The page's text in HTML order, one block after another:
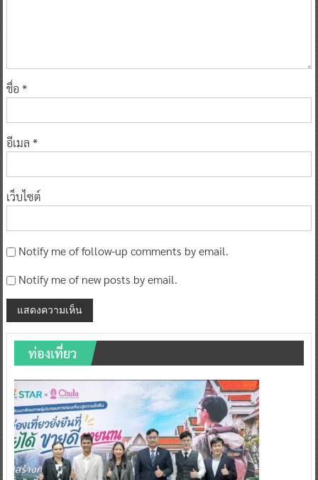
ชื่อ *
อีเมล *
เว็บไซต์
Notify me of follow-up comments by email.
Notify me of new posts by email.
ท่องเที่ยว